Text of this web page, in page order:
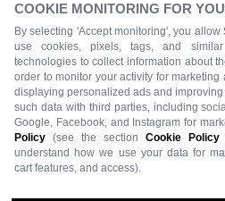
COOKIE MONITORING FOR
By selecting 'Accept monitoring', you allow
use cookies, pixels, tags, and
technologies to collect information about
order to monitor your activity for
displaying personalized ads and
such data with third parties, including
Google, Facebook, and Instagram for
Policy (see the section Cookie Policy
understand how we use your data for
cart features, and access).